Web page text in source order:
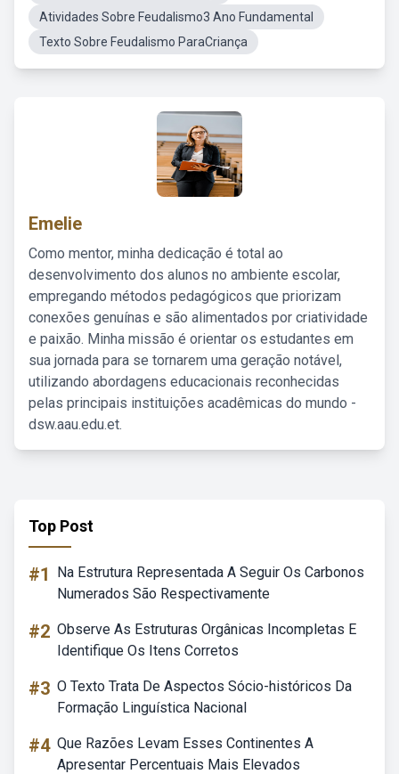
Atividades Sobre Feudalismo3 Ano Fundamental
Texto Sobre Feudalismo ParaCriança
Emelie
Como mentor, minha dedicação é total ao
desenvolvimento dos alunos no ambiente escolar,
empregando métodos pedagógicos que priorizam
conexões genuínas e são alimentados por criatividade
e paixão. Minha missão é orientar os estudantes em
sua jornada para se tornarem uma geração notável,
utilizando abordagens educacionais reconhecidas
pelas principais instituições acadêmicas do mundo -
dsw.aau.edu.et.
Top Post
#1
Na Estrutura Representada A Seguir Os Carbonos
Numerados São Respectivamente
#2 Observe As Estruturas Orgânicas Incompletas E
Identifique Os Itens Corretos
#3 O Texto Trata De Aspectos Sócio-históricos Da
Formação Linguística Nacional
#4 Que Razões Levam Esses Continentes A
Apresentar Percentuais Mais Elevados